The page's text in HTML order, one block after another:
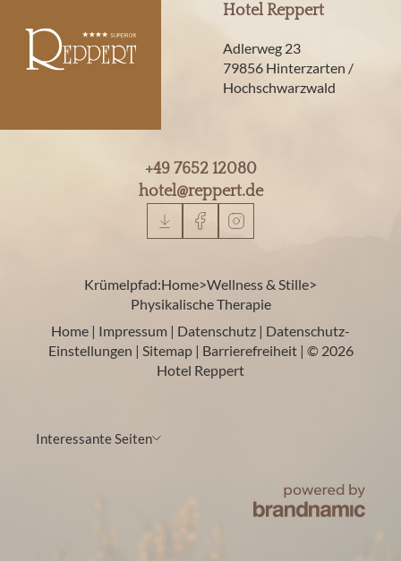
Hotel Reppert
Adlerweg 23
79856 Hinterzarten /
Hochschwarzwald
+49 7652 12080
hotel@reppert.de
Krümelpfad:Home>Wellness & Stille>
Physikalische Therapie
Home | Impressum | Datenschutz | Datenschutz-
Einstellungen | Sitemap | Barrierefreiheit | © 2026
Hotel Reppert
Interessante Seiten